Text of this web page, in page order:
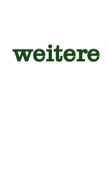
weitere